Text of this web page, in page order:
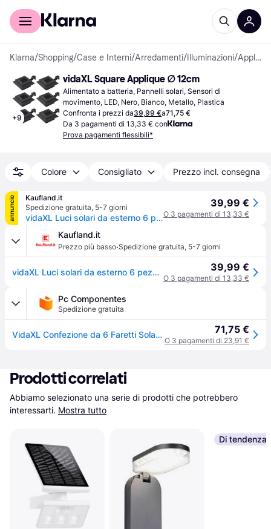
Per il tuo shopping
Klarna/Shopping/Case e Interni/Arredamenti/ Illuminazioni/ Applique
+9
vidaXL Square Applique ∅ 12cm
Alimentato a batteria, Pannelli solari, Sensori di
movimento, LED, Nero, Bianco, Metallo, Plastica
Confronta i prezzi da39,99 €a71,75 €
Da 3 pagamenti di 13,33 € con
Prova pagamenti flessibili*
Colore Consigliato Prezzo incl. consegna
annuncio
Kaufland.it
Spedizione gratuita, 5-7 giorni
vidaXL Luci solari da esterno 6 pezzi LED quadrati 12 cm nero
39,99 €
O 3 pagamenti di 13,33 €
Kaufland.it
Prezzo più basso·Spedizione gratuita, 5-7 giorni
vidaXL Luci solari da esterno 6 pezzi LED quadrati 12 cm nero 39,99 €
O 3 pagamenti di 13,33 €
Pc Componentes
Spedizione gratuita
VidaXL Confezione da 6 Faretti Solari LED per Esterno 12 cm Nero 71,75 €
O 3 pagamenti di 23,91 €
Prodotti correlati
Abbiamo selezionato una serie di prodotti che potrebbero
interessarti. Mostra tutto
Di tendenza